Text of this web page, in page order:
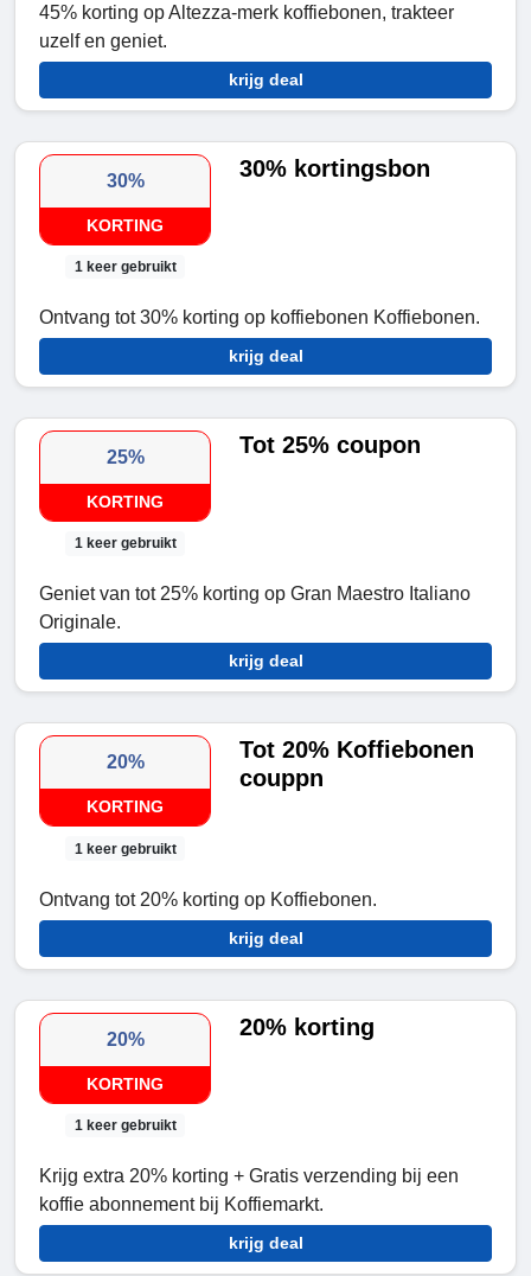
45% korting op Altezza-merk koffiebonen, trakteer
uzelf en geniet.
krijg deal
30%
KORTING
1 keer gebruikt
30% kortingsbon
Ontvang tot 30% korting op koffiebonen Koffiebonen.
krijg deal
25%
KORTING
1 keer gebruikt
Tot 25% coupon
Geniet van tot 25% korting op Gran Maestro Italiano
Originale.
krijg deal
20%
KORTING
1 keer gebruikt
Tot 20% Koffiebonen
couppn
Ontvang tot 20% korting op Koffiebonen.
krijg deal
20%
KORTING
1 keer gebruikt
20% korting
Krijg extra 20% korting + Gratis verzending bij een
koffie abonnement bij Koffiemarkt.
krijg deal